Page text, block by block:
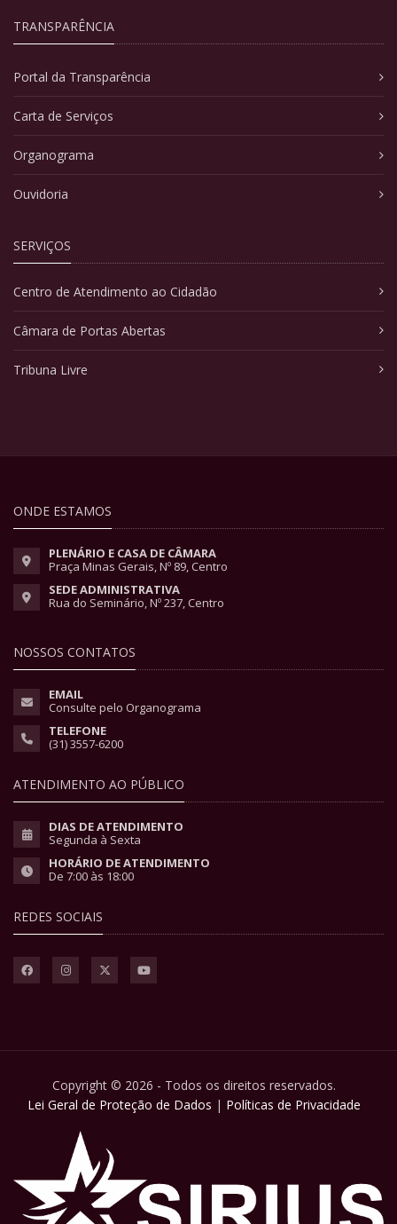
TRANSPARÊNCIA
Portal da Transparência
Carta de Serviços
Organograma
Ouvidoria
SERVIÇOS
Centro de Atendimento ao Cidadão
Câmara de Portas Abertas
Tribuna Livre
ONDE ESTAMOS
PLENÁRIO E CASA DE CÂMARA
Praça Minas Gerais, Nº 89, Centro
SEDE ADMINISTRATIVA
Rua do Seminário, Nº 237, Centro
NOSSOS CONTATOS
EMAIL
Consulte pelo Organograma
TELEFONE
(31) 3557-6200
ATENDIMENTO AO PÚBLICO
DIAS DE ATENDIMENTO
Segunda à Sexta
HORÁRIO DE ATENDIMENTO
De 7:00 às 18:00
REDES SOCIAIS
Copyright © 2026 - Todos os direitos reservados.
Lei Geral de Proteção de Dados | Políticas de Privacidade